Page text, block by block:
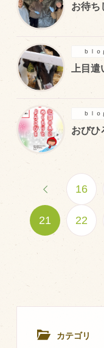
カテゴリ
お待ち
上目遣
ｂｌｏ
おびひ
ｂｌｏ
16
21 22